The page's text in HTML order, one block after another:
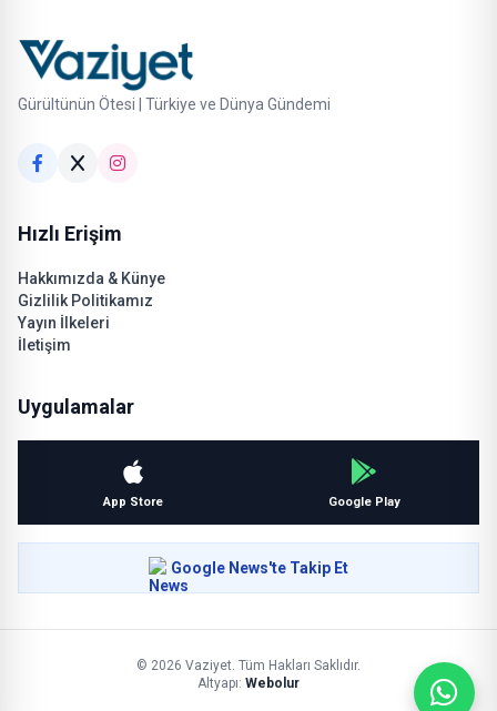
Gürültünün Ötesi | Türkiye ve Dünya Gündemi
Hızlı Erişim
Hakkımızda & Künye
Gizlilik Politikamız
Yayın İlkeleri
İletişim
Uygulamalar
App Store Google Play
Google News'te Takip Et
© 2026 Vaziyet. Tüm Hakları Saklıdır.
Altyapı: Webolur